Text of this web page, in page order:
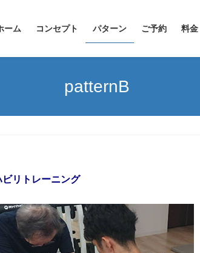
ーム コンセプト パターン ご予約 料金
patternB
リトレーニング